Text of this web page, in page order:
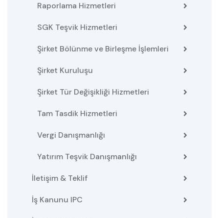
Raporlama Hizmetleri
SGK Teşvik Hizmetleri
Şirket Bölünme ve Birleşme İşlemleri
Şirket Kuruluşu
Şirket Tür Değişikliği Hizmetleri
Tam Tasdik Hizmetleri
Vergi Danışmanlığı
Yatırım Teşvik Danışmanlığı
İletişim & Teklif
İş Kanunu IPC